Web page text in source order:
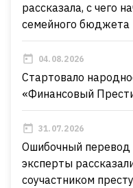
рассказала, с чего
семейного бюджета
04.08.2026
Стартовало
«Финансовый
31.07.2026
Ошибочный перевод
эксперты
соучастником